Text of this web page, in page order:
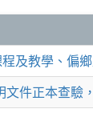
及教學、偏
件正本查驗